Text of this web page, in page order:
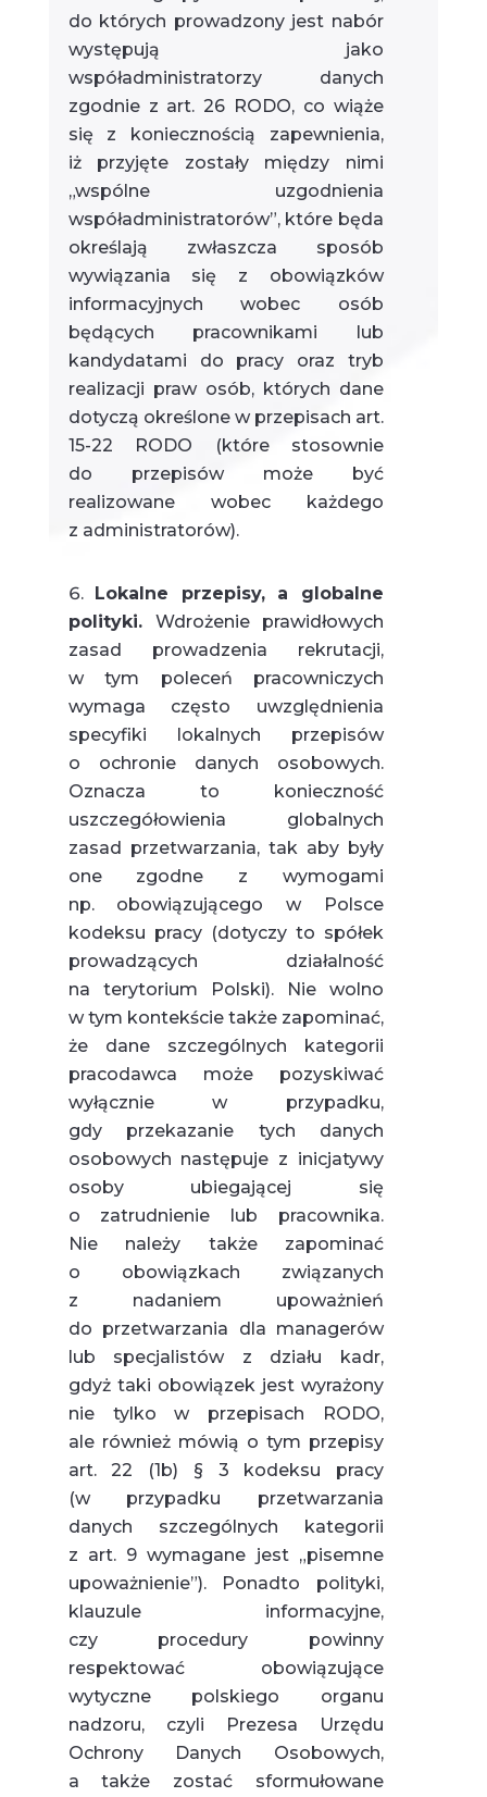
do których prowadzony jest nabór
występują jako
współadministratorzy danych
zgodnie z art. 26 RODO, co wiąże
się z koniecznością zapewnienia,
iż przyjęte zostały między nimi
„wspólne uzgodnienia
współadministratorów”, które będa
określają zwłaszcza sposób
wywiązania się z obowiązków
informacyjnych wobec osób
będących pracownikami lub
kandydatami do pracy oraz tryb
realizacji praw osób, których dane
dotyczą określone w przepisach art.
15-22 RODO (które stosownie
do przepisów może być
realizowane wobec każdego
z administratorów).
Lokalne przepisy, a globalne
polityki. Wdrożenie prawidłowych
zasad prowadzenia rekrutacji,
w tym poleceń pracowniczych
wymaga często uwzględnienia
specyfiki lokalnych przepisów
o ochronie danych osobowych.
Oznacza to konieczność
uszczegółowienia globalnych
zasad przetwarzania, tak aby były
one zgodne z wymogami
np. obowiązującego w Polsce
kodeksu pracy (dotyczy to spółek
prowadzących działalność
na terytorium Polski). Nie wolno
w tym kontekście także zapominać,
że dane szczególnych kategorii
pracodawca może pozyskiwać
wyłącznie w przypadku,
gdy przekazanie tych danych
osobowych następuje z inicjatywy
osoby ubiegającej się
o zatrudnienie lub pracownika.
Nie należy także zapominać
o obowiązkach związanych
z nadaniem upoważnień
do przetwarzania dla managerów
lub specjalistów z działu kadr,
gdyż taki obowiązek jest wyrażony
nie tylko w przepisach RODO,
ale również mówią o tym przepisy
art. 22 (1b) § 3 kodeksu pracy
(w przypadku przetwarzania
danych szczególnych kategorii
z art. 9 wymagane jest „pisemne
upoważnienie”). Ponadto polityki,
klauzule informacyjne,
czy procedury powinny
respektować obowiązujące
wytyczne polskiego organu
nadzoru, czyli Prezesa Urzędu
Ochrony Danych Osobowych,
a także zostać sformułowane